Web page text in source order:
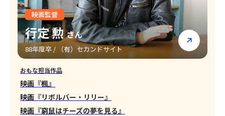
映画監督
行定 勲さん
88年度卒 / （有）セカンドサイト
おもな担当作品
映画『楓』
映画『リボルバー・リリー』
映画『窮鼠はチーズの夢を見る』